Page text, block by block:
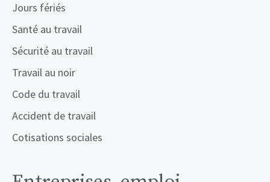
Jours fériés
Santé au travail
Sécurité au travail
Travail au noir
Code du travail
Accident de travail
Cotisations sociales